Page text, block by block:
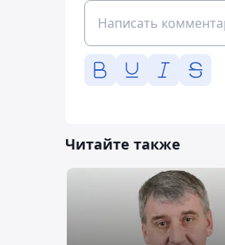
Читайте также